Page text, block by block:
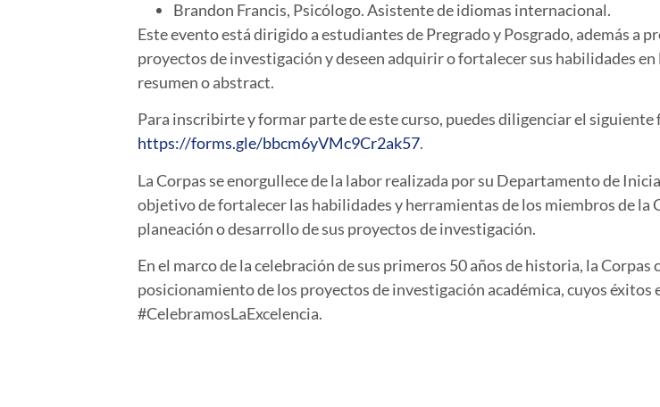
Brandon Francis, Psicólogo. Asistente de idiomas internacional.
Este evento está dirigido a estudiantes de Pregrado y Posgrado, además a
proyectos de investigación y deseen adquirir o fortalecer sus habilidades
resumen o abstract.
Para inscribirte y formar parte de este curso, puedes diligenciar el
https://forms.gle/bbcm6yVMc9Cr2ak57.
La Corpas se enorgullece de la labor realizada por su Departamento de
objetivo de fortalecer las habilidades y herramientas de los miembros de
planeación o desarrollo de sus proyectos de investigación.
En el marco de la celebración de sus primeros 50 años de historia, la
posicionamiento de los proyectos de investigación académica, cuyos
#CelebramosLaExcelencia.